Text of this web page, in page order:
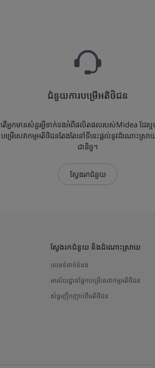
ជំនួយការបម្រើអតិថិជន
តើអ្នកមានសំនួរអ្វីទាក់ទងអំពីផលិតផលរបស់Midea ដែរឬទ
បម្រើសេវាកម្មអតិថិជនតែងតែនៅទីនេះផ្តល់នូវដំណោះស្រា
ជានិច្ច។
ស្វែងរកជំនួយ
ស្វែងរកជំនួយ និងដំណោះស្រាយ
លេខទំនាក់ទំនង
អាស័យដ្ឋានផ្នែកបម្រើសេវាកម្មអតិថិជន
សំនួរញឹកញាប់ពីអតិថិជន